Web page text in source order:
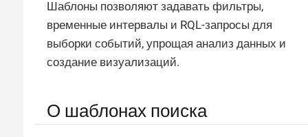
Шаблоны позволяют задавать фильтры,
временные интервалы и RQL-запросы для
выборки событий, упрощая анализ данных и
создание визуализаций.
О шаблонах поиска